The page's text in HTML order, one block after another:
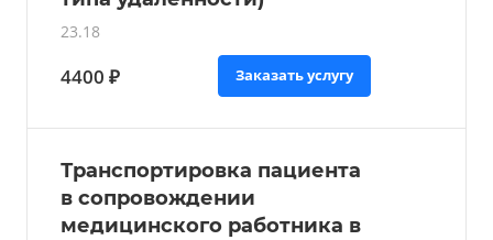
23.18
4400 ₽ Заказать услугу
Транспортировка пациента
в сопровождении
медицинского работника в